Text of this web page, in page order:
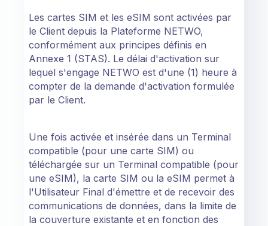
Les cartes SIM et les eSIM sont activées par
le Client depuis la Plateforme NETWO,
conformément aux principes définis en
Annexe 1 (STAS). Le délai d'activation sur
lequel s'engage NETWO est d'une (1) heure à
compter de la demande d'activation formulée
par le Client.
Une fois activée et insérée dans un Terminal
compatible (pour une carte SIM) ou
téléchargée sur un Terminal compatible (pour
une eSIM), la carte SIM ou la eSIM permet à
l'Utilisateur Final d'émettre et de recevoir des
communications de données, dans la limite de
la couverture existante et en fonction des